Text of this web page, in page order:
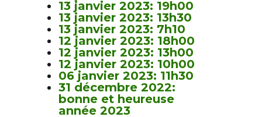
13 janvier 2023: 19h00
13 janvier 2023: 13h30
13 janvier 2023: 7h10
12 janvier 2023: 18h00
12 janvier 2023: 13h00
12 janvier 2023: 10h00
06 janvier 2023: 11h30
31 décembre 2022:
bonne et heureuse
année 2023